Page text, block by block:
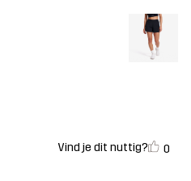
Vind je dit nuttig? 0